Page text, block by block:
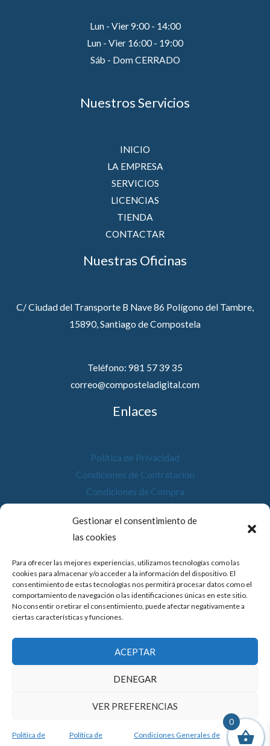
Gestionar el consentimiento de
las cookies
Para ofrecer las mejores experiencias, utilizamos tecnologías como las
cookies para almacenar y/o acceder a la información del dispositivo. El
consentimiento de estas tecnologías nos permitirá procesar datos como el
comportamiento de navegación o las identificaciones únicas en este sitio.
No consentir o retirar el consentimiento, puede afectar negativamente a
ciertas características y funciones.
ACEPTAR
DENEGAR
VER PREFERENCIAS
Política de Política de Condiciones Generales de
Lun - Vier 9:00 - 14:00
Lun - Vier 16:00 - 19:00
Sáb - Dom CERRADO
Nuestros Servicios
INICIO
LA EMPRESA
SERVICIOS
LICENCIAS
TIENDA
CONTACTAR
Nuestras Oficinas
C/ Ciudad del Transporte B Nave 86 Polígono del Tambre,
15890, Santiago de Compostela
Teléfono: 981 57 39 35
correo@composteladigital.com
Enlaces
Política de Privacidad
Condiciones de Contratación
Condiciones de Compra
Política de Cookies
Accesibilidad
© 2026 Compostela Digital
Financiado por la Unión Europea con el programa de Kit
Digital por los fondos Next Generation (EU) del
0